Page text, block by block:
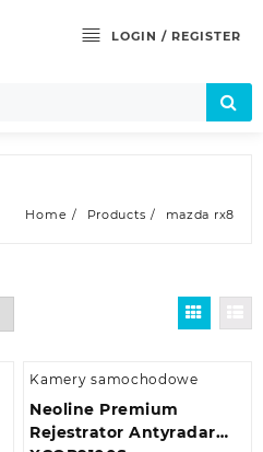
LOGIN / REGISTER
Home Products mazda rx8
Kamery samochodowe
Neoline Premium
Rejestrator Antyradar